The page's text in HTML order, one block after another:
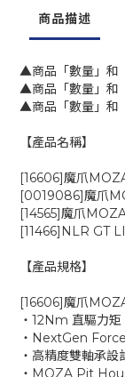
商品描述
▲商品「數量」和
▲商品「數量」和
▲商品「數量」和
【產品名稱】
[16606]魔爪
[0019086]魔爪
[14565]魔爪
[11466]NLR GT
【產品規格】
[16606]魔爪
‧12Nm 直驅力矩
‧NextGen Force
‧高精度雙軸承設
‧MOZA Pit